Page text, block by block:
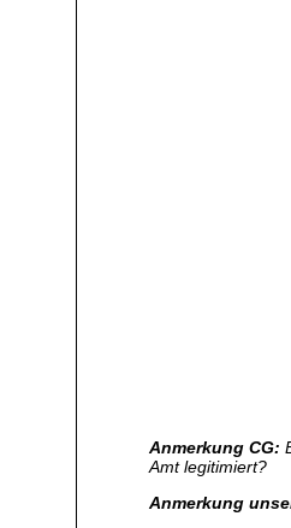
Anmerkung CG:
Amt legitimiert?
Anmerkung